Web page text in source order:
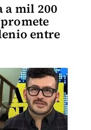
a mil 200
entre